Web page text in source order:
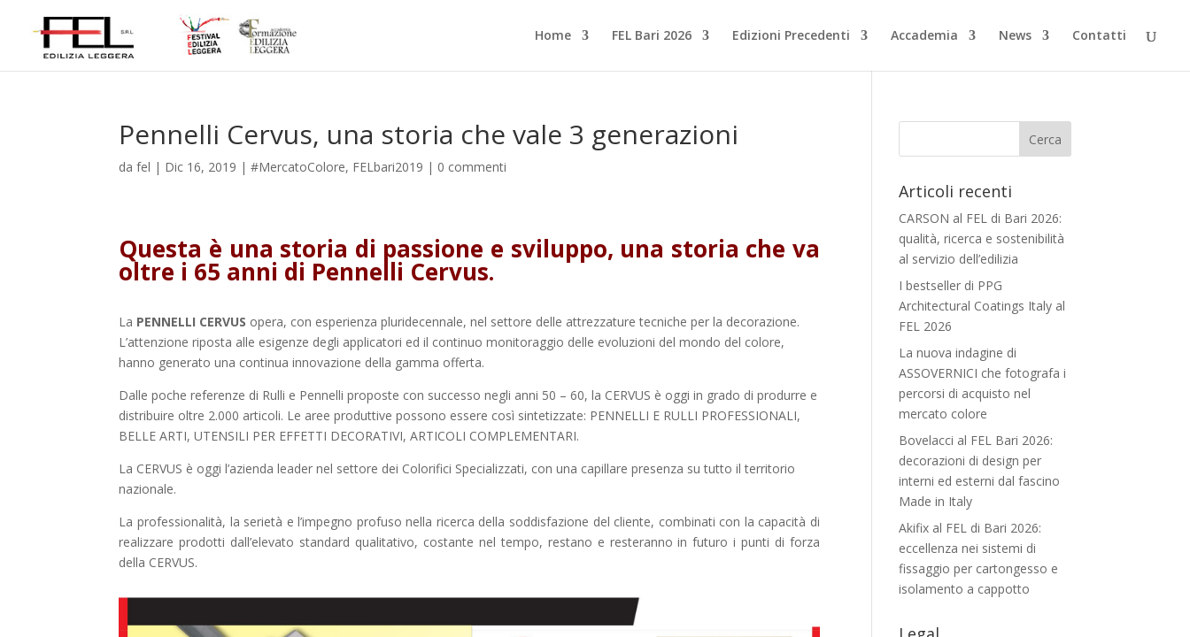
Home FEL Bari 2026 Edizioni Precedenti Accademia News Contatti
Pennelli Cervus, una storia che vale 3 generazioni
dafel | Dic 16, 2019 |#MercatoColore, FELbari2019 | 0 commenti
Questa è una storia di passione e sviluppo, una storia che va
oltre i 65 anni di Pennelli Cervus.
La PENNELLI CERVUS opera, con esperienza pluridecennale, nel settore delle attrezzature tecniche per la decorazione.
L’attenzione riposta alle esigenze degli applicatori ed il continuo monitoraggio delle evoluzioni del mondo del colore,
hanno generato una continua innovazione della gamma offerta.
Dalle poche referenze di Rulli e Pennelli proposte con successo negli anni 50 – 60, la CERVUS è oggi in grado di produrre e
distribuire oltre 2.000 articoli. Le aree produttive possono essere così sintetizzate: PENNELLI E RULLI PROFESSIONALI,
BELLE ARTI, UTENSILI PER EFFETTI DECORATIVI, ARTICOLI COMPLEMENTARI.
La CERVUS è oggi l’azienda leader nel settore dei Colorifici Specializzati, con una capillare presenza su tutto il territorio
nazionale.
La professionalità, la serietà e l’impegno profuso nella ricerca della soddisfazione del cliente, combinati con la capacità di
realizzare prodotti dall’elevato standard qualitativo, costante nel tempo, restano e resteranno in futuro i punti di forza
della CERVUS.
Articoli recenti
CARSON al FEL di Bari 2026:
qualità, ricerca e sostenibilità
al servizio dell’edilizia
I bestseller di PPG
Architectural Coatings Italy al
FEL 2026
La nuova indagine di
ASSOVERNICI che fotografa i
percorsi di acquisto nel
mercato colore
Bovelacci al FEL Bari 2026:
decorazioni di design per
interni ed esterni dal fascino
Made in Italy
Akifix al FEL di Bari 2026:
eccellenza nei sistemi di
fissaggio per cartongesso e
isolamento a cappotto